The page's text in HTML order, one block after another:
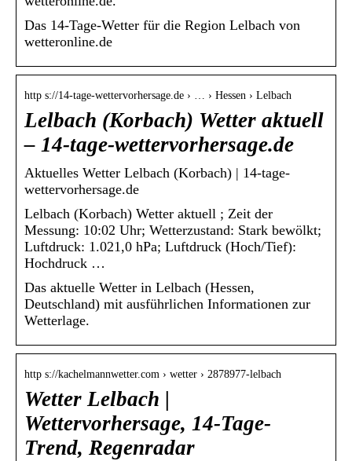
Das 14-Tage-Wetter für die Region Lelbach von
wetteronline.de
http s://14-tage-wettervorhersage.de › … › Hessen › Lelbach
Lelbach (Korbach) Wetter aktuell
– 14-tage-wettervorhersage.de
Aktuelles Wetter Lelbach (Korbach) | 14-tage-
wettervorhersage.de
Lelbach (Korbach) Wetter aktuell ; Zeit der
Messung: 10:02 Uhr; Wetterzustand: Stark bewölkt;
Luftdruck: 1.021,0 hPa; Luftdruck (Hoch/Tief):
Hochdruck …
Das aktuelle Wetter in Lelbach (Hessen,
Deutschland) mit ausführlichen Informationen zur
Wetterlage.
http s://kachelmannwetter.com › wetter › 2878977-lelbach
Wetter Lelbach |
Wettervorhersage, 14-Tage-
Trend, Regenradar